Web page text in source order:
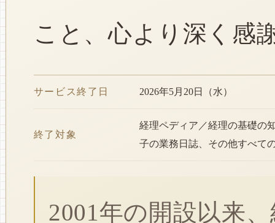
こと、心より深く感
サービス終了日 2026年5月20日（水）
終了対象
経理ペディア／経理の基礎の
子の業務日誌、その他すべて
2001年の開設以来